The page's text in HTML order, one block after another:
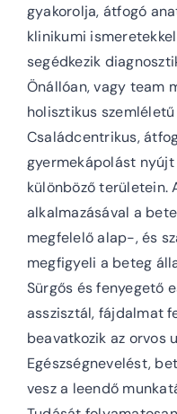
gyakorolja, átfogó
klinikumi
segédkezik
Önállóan, vagy team
holisztikus
Családcentrikus,
gyermekápolást
különböző területein.
alkalmazásával a
megfelelő alap-, és
megfigyeli a beteg
Sürgős és fenyegető
asszisztál, fájdalmat
beavatkozik az orvos
Egészségnevelést,
vesz a leendő